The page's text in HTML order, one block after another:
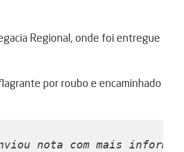
Regional, onde foi entregue
por roubo e encaminhado
nota com mais